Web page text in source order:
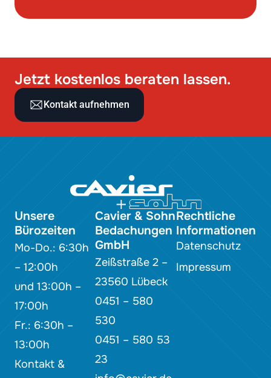
Jetzt kostenlos beraten lassen.
Kontakt aufnehmen
Unsere
Bürozeiten
Mo-Do.: 6:30h
– 12:00h
und 13:00h –
17:00h
Fr.: 6:30h –
13:00h
Kontakt &
Cavier & Sohn
Bedachungen
GmbH
Zeißstraße 2 –
23560 Lübeck
0451 – 580
530
0451 – 580 53
23
Rechtliche
Informationen
Datenschutz
Impressum